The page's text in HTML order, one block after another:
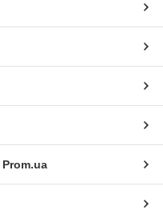
Prom.ua